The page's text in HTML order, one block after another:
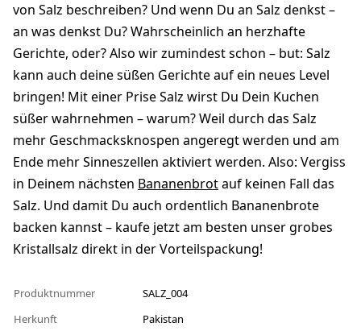
von Salz beschreiben? Und wenn Du an Salz denkst –
an was denkst Du? Wahrscheinlich an herzhafte
Gerichte, oder? Also wir zumindest schon – but: Salz
kann auch deine süßen Gerichte auf ein neues Level
bringen! Mit einer Prise Salz wirst Du Dein Kuchen
süßer wahrnehmen – warum? Weil durch das Salz
mehr Geschmacksknospen angeregt werden und am
Ende mehr Sinneszellen aktiviert werden. Also: Vergiss
in Deinem nächsten Bananenbrotauf keinen Fall das
Salz. Und damit Du auch ordentlich Bananenbrote
backen kannst – kaufe jetzt am besten unser grobes
Kristallsalz direkt in der Vorteilspackung!
Produktnummer
SALZ_004
Herkunft
Pakistan